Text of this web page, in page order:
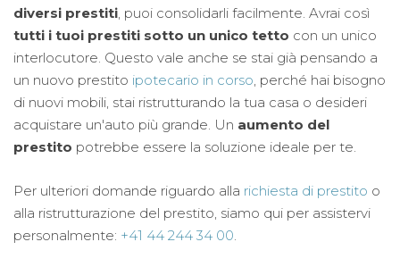
diversi prestiti , puoi consolidarli facilmente. Avrai così
tutti i tuoi prestiti sotto un unico tetto con un unico
interlocutore. Questo vale anche se stai già pensando a
un nuovo prestito ipotecario in corso , perché hai bisogno
di nuovi mobili, stai ristrutturando la tua casa o desideri
acquistare un'auto più grande. Un aumento del
prestito potrebbe essere la soluzione ideale per te.
Per ulteriori domande riguardo alla richiesta di prestito o
alla ristrutturazione del prestito, siamo qui per assistervi
personalmente: +41 44 244 34 00